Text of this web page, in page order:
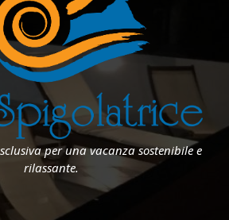
per una vacanza sostenibile e
rilassante.